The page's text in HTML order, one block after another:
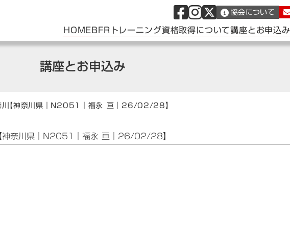
講座とお申込み
【神奈川県｜N2051｜福永 亘｜26/02/28】
【神奈川県｜N2051｜福永 亘｜26/02/28】
協会について
HOMEBFRトレーニング資格取得について講座とお申込み